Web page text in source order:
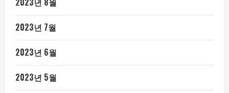
2023년 7월
2023년 6월
2023년 5월